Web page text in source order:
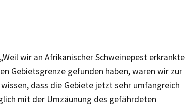
wir an Afrikanischer Schweinepest erkrankte
Gebietsgrenze gefunden haben, waren wir zur
dass die Gebiete jetzt sehr umfangreich
mit der Umzäunung des gefährdeten